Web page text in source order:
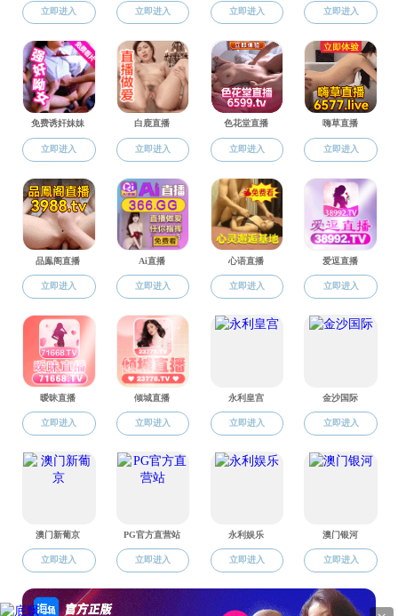
基础学科拔尖学生培养计划2.0工作信息平台
全国未来技术学院信息平台
北京航空航天大学 北航教务部
北航研究生院
官方微信
Copyright© 裸聊app-裸聊直播间 All Rights Reserved.